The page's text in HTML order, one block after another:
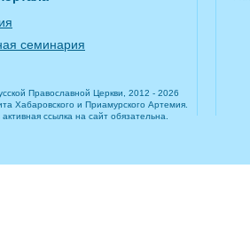
семинария
Православной Церкви, 2012 - 2026
Хабаровского и Приамурского Артемия.
ссылка на сайт обязательна.